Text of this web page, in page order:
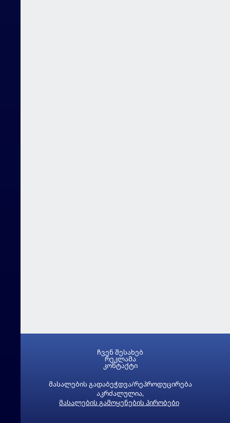
მასალების გადაბეჭდვა/რეპროდუცირება
აკრძალულია,
მასალების გამოყენების პირობები
ჩვენ შესახებ
რეკლამა
კონტაქტი